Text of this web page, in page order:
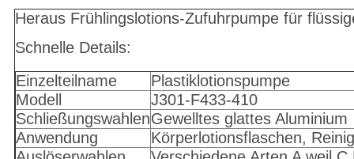
Heraus Frühlingslotions-Zufuhrpumpe für
Schnelle Details:
Einzelteilname
Plastiklotionspumpe
Modell
J301-F433-410
SchließungswahlenGewelltes glattes Aluminium
Anwendung
Körperlotionsflaschen,